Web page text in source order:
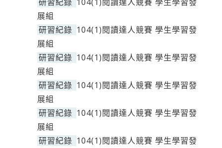
展組
研習紀錄 104(1)閱讀達人競賽 學生學習發
展組
研習紀錄 104(1)閱讀達人競賽 學生學習發
展組
研習紀錄 104(1)閱讀達人競賽 學生學習發
展組
研習紀錄 104(1)閱讀達人競賽 學生學習發
展組
研習紀錄 104(1)閱讀達人競賽 學生學習發